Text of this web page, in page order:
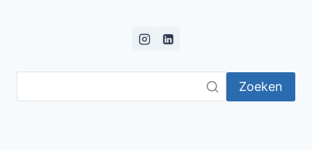
KRUIDEN
BABA
Zoeken